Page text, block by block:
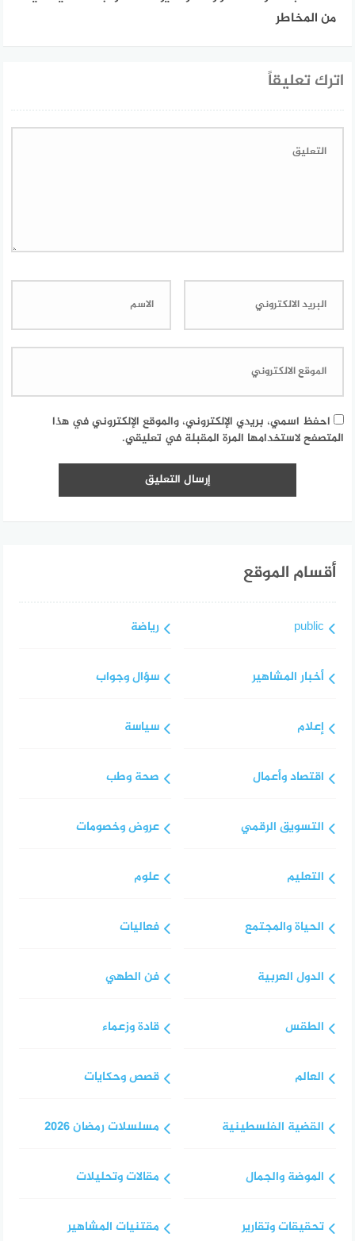
من المخاطر
اترك تعليقاً
احفظ اسمي، بريدي الإلكتروني، والموقع الإلكتروني في هذا
المتصفح لاستخدامها المرة المقبلة في تعليقي.
أقسام الموقع
public
أخبار المشاهير
إعلام
اقتصاد وأعمال
التسويق الرقمي
التعليم
الحياة والمجتمع
الدول العربية
الطقس
العالم
القضية الفلسطينية
الموضة والجمال
تحقيقات وتقارير
رياضة
سؤال وجواب
سياسة
صحة وطب
عروض وخصومات
علوم
فعاليات
فن الطهي
قادة وزعماء
قصص وحكايات
مسلسلات رمضان 2026
مقالات وتحليلات
مقتنيات المشاهير